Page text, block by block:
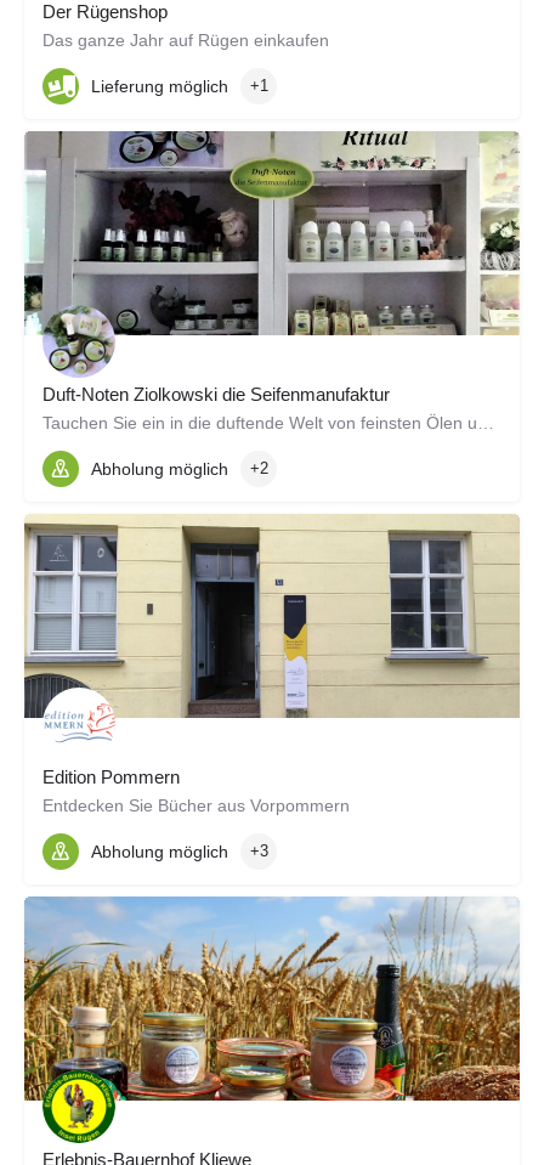
Der Rügenshop
Das ganze Jahr auf Rügen einkaufen
Lieferung möglich +1
Duft-Noten Ziolkowski die Seifenmanufaktur
Abholung möglich +2
Edition Pommern
Entdecken Sie Bücher aus Vorpommern
Abholung möglich +3
Erlebnis-Bauernhof Kliewe